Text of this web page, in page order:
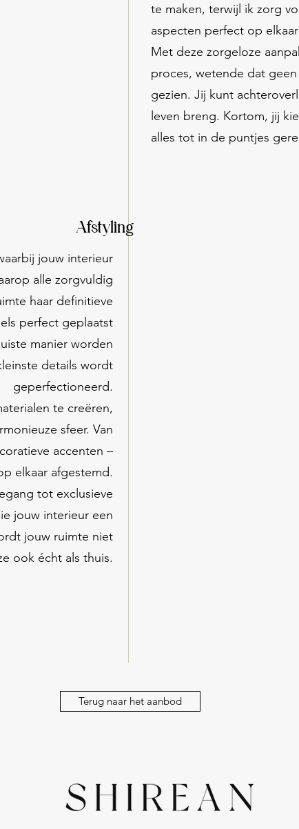
te maken, terwijl ik zorg
aspecten perfect op
Met deze zorgeloze
proces, wetende dat
gezien. Jij kunt
leven breng. Kortom, jij
alles tot in de puntjes
Afstyling
jouw interieur
alle zorgvuldig
haar definitieve
perfect geplaatst
manier worden
details wordt
geperfectioneerd.
te creëren,
sfeer. Van
accenten –
elkaar afgestemd.
tot exclusieve
jouw interieur een
jouw ruimte niet
ook écht als thuis.
Terug naar het aanbod